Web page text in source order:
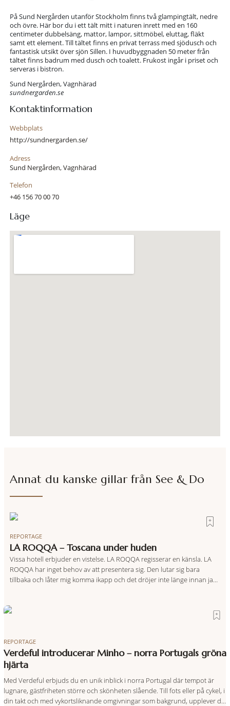
På Sund Nergården utanför Stockholm finns två glampingtält, nedre
och övre. Här bor du i ett tält mitt i naturen inrett med en 160
centimeter dubbelsäng, mattor, lampor, sittmöbel, eluttag, fläkt
samt ett element. Till tältet finns en privat terrass med sjödusch och
fantastisk utsikt över sjön Sillen. I huvudbyggnaden 50 meter från
tältet finns badrum med dusch och toalett. Frukost ingår i priset och
serveras i bistron.
Sund Nergården, Vagnhärad
sundnergarden.se
Kontaktinformation
Webbplats
http://sundnergarden.se/
Adress
Sund Nergården, Vagnhärad
Telefon
+46 156 70 00 70
Läge
Annat du kanske gillar från See & Do
REPORTAGE
LA ROQQA – Toscana under huden
Vissa hotell erbjuder en vistelse. LA ROQQA regisserar en känsla. LA
ROQQA har inget behov av att presentera sig. Den lutar sig bara
tillbaka och låter mig komma ikapp och det dröjer inte länge innan jag
REPORTAGE
Verdeful introducerar Minho – norra Portugals gröna
hjärta
Med Verdeful erbjuds du en unik inblick i norra Portugal där tempot är
lugnare, gästfriheten större och skönheten slående. Till fots eller på cykel, i
din takt och med vykortsliknande omgivningar som bakgrund, upplever du